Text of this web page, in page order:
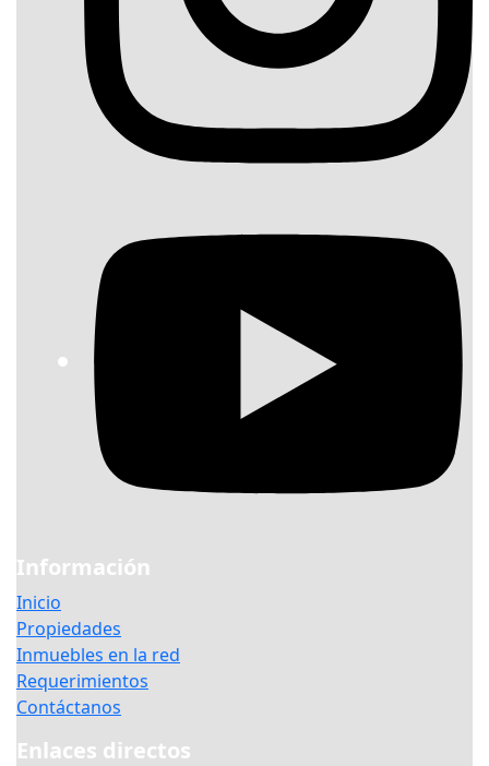
Información
Inicio
Propiedades
Inmuebles en la red
Requerimientos
Contáctanos
Enlaces directos